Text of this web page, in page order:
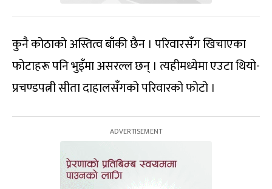
कुनै कोठाको अस्तित्व बाँकी छैन । परिवारसँग खिचाएका
फोटाहरू पनि भुइँमा असरल्ल छन् । त्यहीमध्येमा एउटा थियो-
प्रचण्डपत्नी सीता दाहालसँगको परिवारको फोटो ।